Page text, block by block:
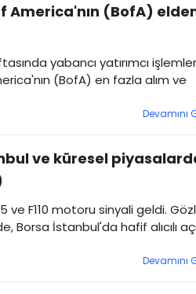
America'nın (BofA)
yabancı yatırımcı
(BofA) en fazla alım ve
Devamını
ve küresel
F110 motoru sinyali geldi.
Borsa İstanbul'da hafif alıcılı
Devamını